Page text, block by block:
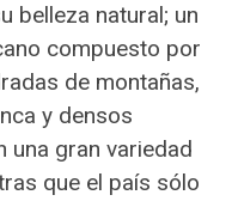
belleza natural; un
compuesto por
de montañas,
y densos
una gran variedad
que el país sólo